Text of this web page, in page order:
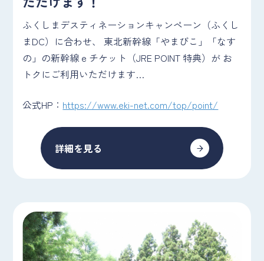
ふくしまデスティネーションキャンペーン（ふくし
まDC）に合わせ、 東北新幹線「やまびこ」「なす
の」の新幹線 e チケット（JRE POINT 特典）が お
トクにご利用いただけます…
公式HP： https://www.eki-net.com/top/point/
詳細を見る